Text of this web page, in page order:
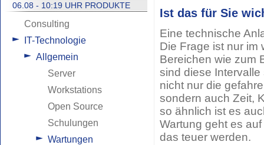
06.08 - 10:19 UHR PRODUKTE
Consulting
IT-Technologie
Allgemein
Server
Workstations
Open Source
Schulungen
Wartungen
Ist das für Sie
Eine technische
Die Frage ist nur im
Bereichen wie zum
sind diese
nicht nur die
sondern auch Zeit,
so ähnlich ist es
Wartung geht es
das teuer werden.